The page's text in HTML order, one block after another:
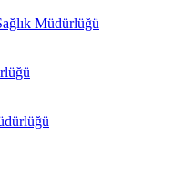
Müdürlüğü